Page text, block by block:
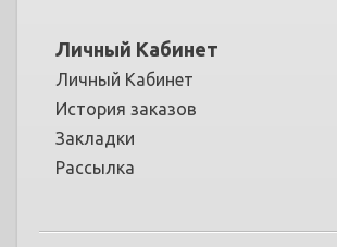
Личный Кабинет
Личный Кабинет
История заказов
Закладки
Рассылка